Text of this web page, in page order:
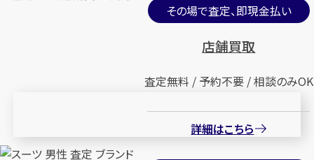
その場で査定、即現金払い
店舗買取
査定無料 / 予約不要 / 相談のみOK
詳細はこちら